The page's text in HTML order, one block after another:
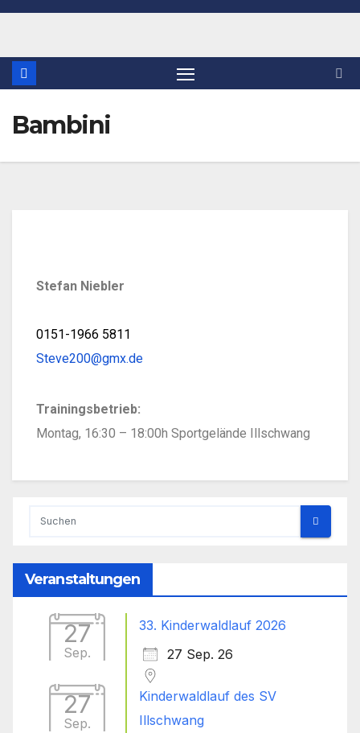
Bambini
Stefan Niebler
0151-1966 5811
Steve200@gmx.de
Trainingsbetrieb:
Montag, 16:30 – 18:00h Sportgelände Illschwang
Veranstaltungen
27
Sep.
33. Kinderwaldlauf 2026
27 Sep. 26
27
Sep.
Kinderwaldlauf des SV
Illschwang